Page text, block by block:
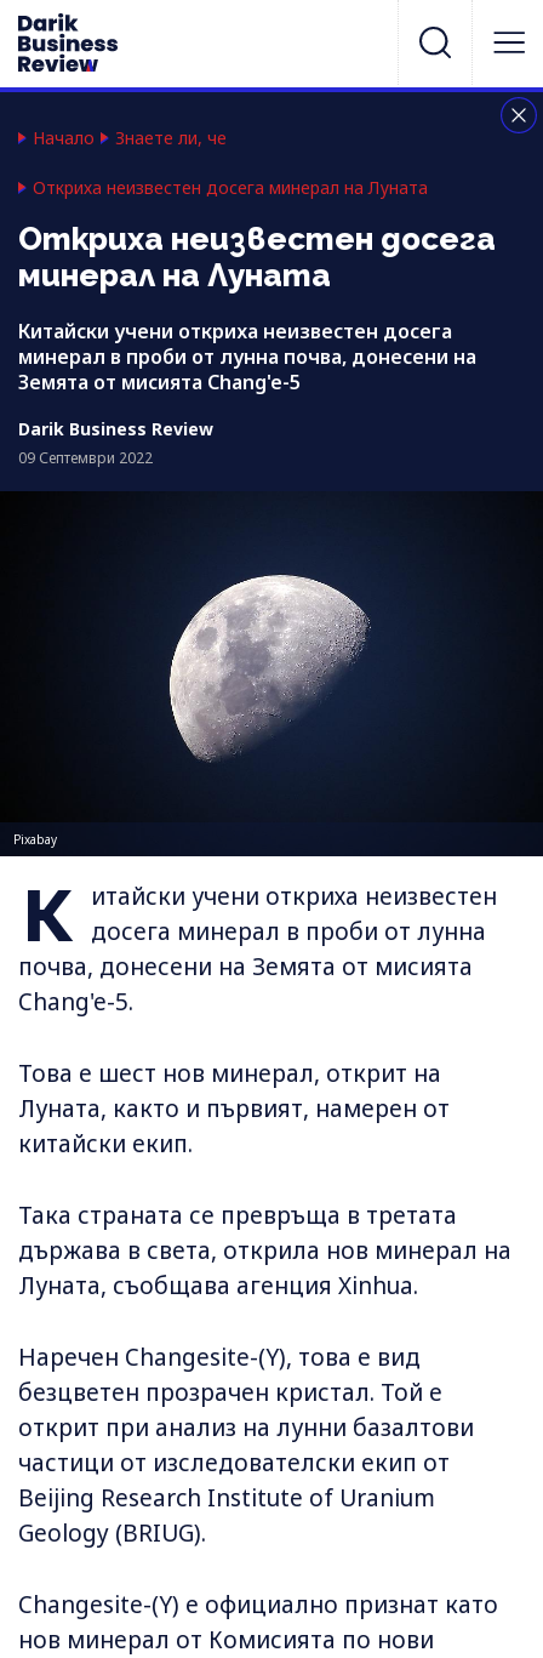
Начало Знаете ли, че
Откриха нeизвестен досега минерал на Луната
Откриха нeизвестен досега
минерал на Луната
Китайски учени откриха нeизвестен досега
минерал в проби от лунна почва, донесени на
Земята от мисията Chang'e-5
Darik Business Review
09 Септември 2022
Pixabay
К
итайски учени откриха нeизвестен
досега минерал в проби от лунна
почва, донесени на Земята от мисията
Chang'e-5.
Това е шест нов минерал, открит на
Луната, както и първият, намерен от
китайски екип.
Така страната се превръща в третата
държава в света, открила нов минерал на
Луната, съобщава агенция Xinhua.
Наречен Changesite-(Y), това е вид
безцветен прозрачен кристал. Той е
открит при анализ на лунни базалтови
частици от изследователски екип от
Beijing Research Institute of Uranium
Geology (BRIUG).
Changesite-(Y) е официално признат като
нов минерал от Комисията по нови